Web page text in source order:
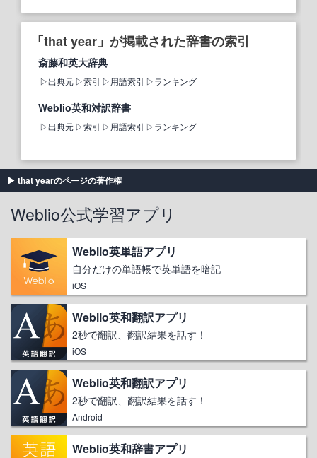
「that year」が掲載された辞書の索引
斎藤和英大辞典
出典元 索引 用語索引 ランキング
Weblio英和対訳辞書
出典元 索引 用語索引 ランキング
that yearのページの著作権
Weblio公式学習アプリ
Weblio英単語アプリ
自分だけの単語帳で英単語を暗記
iOS
Weblio英和翻訳アプリ
2秒で翻訳、翻訳結果を話す！
iOS
Weblio英和翻訳アプリ
2秒で翻訳、翻訳結果を話す！
Android
Weblio英和辞書アプリ